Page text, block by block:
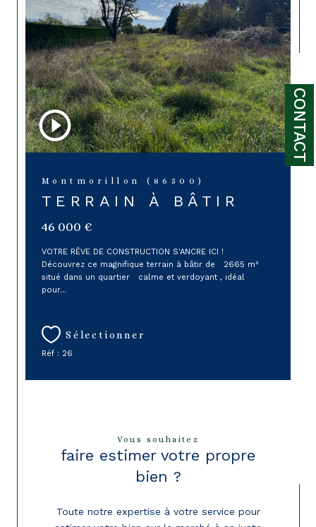
CONTACT
Montmorillon (86500)
TERRAIN À BÂTIR
46 000 €
VOTRE RÊVE DE CONSTRUCTION S'ANCRE ICI !
Découvrez ce magnifique terrain à bâtir de 2665 m²
situé dans un quartier calme et verdoyant , idéal
pour...
Sélectionner
Réf : 26
Vous souhaitez
faire estimer votre propre
bien ?
Toute notre expertise à votre service pour